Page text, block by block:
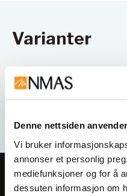
Denne nettsiden
Vi bruker
annonser et personlig
mediefunksjoner og for å
dessuten informasjon om
Varianter